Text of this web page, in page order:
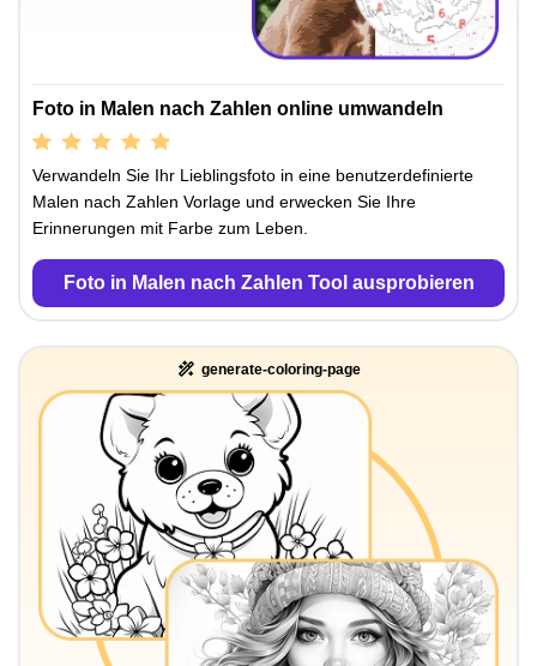
Foto in Malen nach Zahlen online umwandeln
Verwandeln Sie Ihr Lieblingsfoto in eine benutzerdefinierte
Malen nach Zahlen Vorlage und erwecken Sie Ihre
Erinnerungen mit Farbe zum Leben.
Foto in Malen nach Zahlen Tool ausprobieren
generate-coloring-page